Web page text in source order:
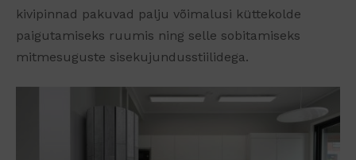
kivipinnad pakuvad palju võimalusi küttekolde
paigutamiseks ruumis ning selle sobitamiseks
mitmesuguste sisekujundusstiilidega.